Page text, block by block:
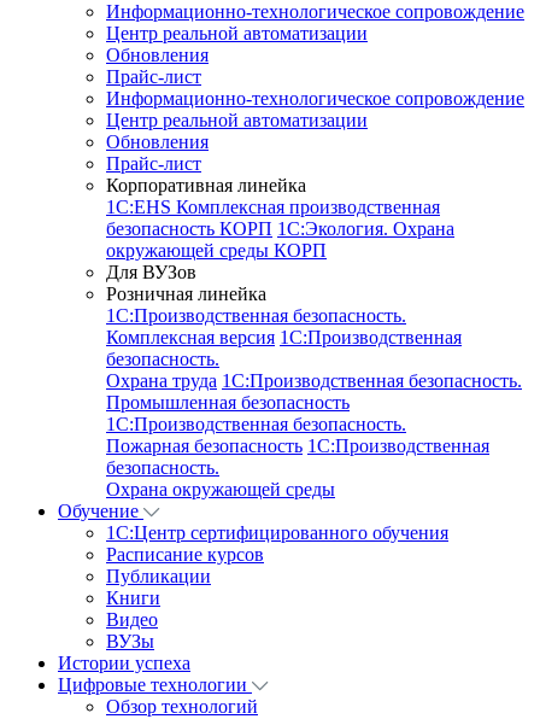
Информационно-технологическое сопровождение
Центр реальной автоматизации
Обновления
Прайс-лист
Информационно-технологическое сопровождение
Центр реальной автоматизации
Обновления
Прайс-лист
Корпоративная линейка
1С:EHS Комплексная производственная
безопасность КОРП 1С:Экология. Охрана
окружающей среды КОРП
Для ВУЗов
Розничная линейка
1C:Производственная безопасность.
Комплексная версия 1C:Производственная
безопасность.
Охрана труда 1C:Производственная безопасность.
Промышленная безопасность
1C:Производственная безопасность.
Пожарная безопасность 1C:Производственная
безопасность.
Охрана окружающей среды
Обучение
1C:Центр сертифицированного обучения
Расписание курсов
Публикации
Книги
Видео
ВУЗы
Истории успеха
Цифровые технологии
Обзор технологий